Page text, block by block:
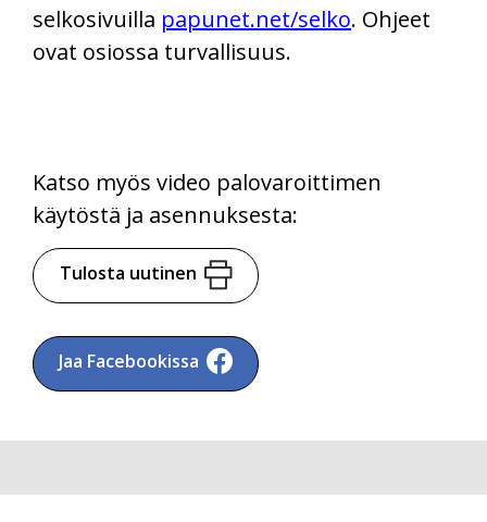
selkosivuilla papunet.net/selko. Ohjeet
ovat osiossa turvallisuus.
Katso myös video palovaroittimen
käytöstä ja asennuksesta:
Tulosta uutinen
Jaa Facebookissa